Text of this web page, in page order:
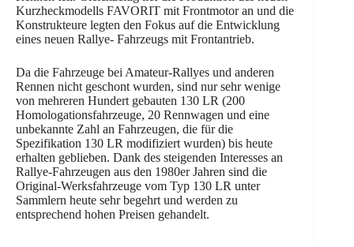
Kurzheckmodells FAVORIT mit Frontmotor an und die
Konstrukteure legten den Fokus auf die Entwicklung
eines neuen Rallye- Fahrzeugs mit Frontantrieb.
Da die Fahrzeuge bei Amateur-Rallyes und anderen
Rennen nicht geschont wurden, sind nur sehr wenige
von mehreren Hundert gebauten 130 LR (200
Homologationsfahrzeuge, 20 Rennwagen und eine
unbekannte Zahl an Fahrzeugen, die für die
Spezifikation 130 LR modifiziert wurden) bis heute
erhalten geblieben. Dank des steigenden Interesses an
Rallye-Fahrzeugen aus den 1980er Jahren sind die
Original-Werksfahrzeuge vom Typ 130 LR unter
Sammlern heute sehr begehrt und werden zu
entsprechend hohen Preisen gehandelt.